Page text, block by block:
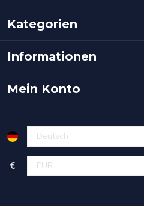
Kategorien
Informationen
Mein Konto
€